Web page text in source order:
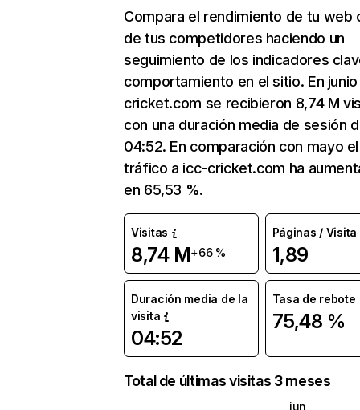
Compara el rendimiento de tu web
de tus competidores haciendo un
seguimiento de los indicadores
comportamiento en el sitio. En
cricket.com se recibieron 8,74 M
con una duración media de sesión
04:52. En comparación con mayo el
tráfico a icc-cricket.com ha
en 65,53 %.
Visitas
8,74 M+66 %
Páginas / Visita
1,89
Duración media de la
visita
04:52
Tasa de rebote
75,48 %
Total de últimas visitas 3 meses
jun